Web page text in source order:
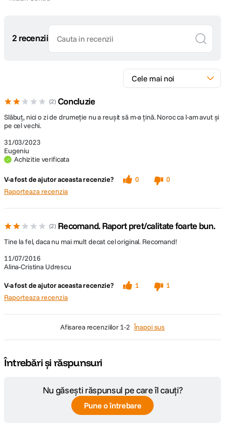
2 recenzii
2 Concluzie
31/03/2023
Eugeniu
Achizitie verificata
Slăbuț, nici o zi de drumeție nu a reușit să m-a țină. Noroc ca l-am avut și
pe cel vechi.
V-a fost de ajutor aceasta recenzie? 0
0
Raporteaza recenzia
2 Recomand. Raport pret/calitate foarte bun.
11/07/2016
Alina-Cristina Udrescu
Tine la fel, daca nu mai mult decat cel original. Recomand!
V-a fost de ajutor aceasta recenzie? 1
1
Raporteaza recenzia
afisarea recenziilor 1-2 Înapoi sus
Întrebări și răspunsuri
Nu găsești răspunsul pe care îl cauți?
Pune o întrebare